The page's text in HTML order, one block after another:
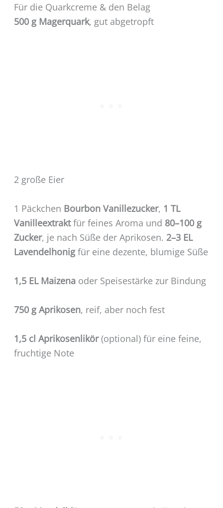
Für die Quarkcreme & den Belag
500 g Magerquark, gut abgetropft
2 große Eier
1 Päckchen Bourbon Vanillezucker, 1 TL
Vanilleextraktfür feines Aroma und 80–100 g
Zucker, je nach Süße der Aprikosen. 2–3 EL
Lavendelhonigfür eine dezente, blumige Süße
1,5 EL Maizenaoder Speisestärke zur Bindung
750 g Aprikosen, reif, aber noch fest
1,5 cl Aprikosenlikör(optional) für eine feine,
fruchtige Note